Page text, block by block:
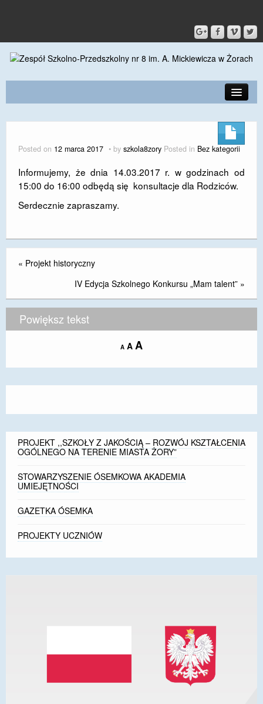
DLA RODZICÓW I UCZNIÓW
DLA PRACOWNIKÓW
SPORT
DOSTĘPNOŚĆ
RODO
EGZAMIN ÓSMOKLASISTY
REKRUTACJA 2026/2027
Posted on 12 marca 2017 by szkola8zory Posted in Bez kategorii
Informujemy, że dnia 14.03.2017 r. w godzinach od
15:00 do 16:00 odbędą się konsultacje dla Rodziców.
Serdecznie zapraszamy.
« Projekt historyczny
IV Edycja Szkolnego Konkursu „Mam talent” »
Powiększ tekst
A Decrease
size.
A Reset
size.
AIncrease
size.
PROJEKT ,,SZKOŁY Z JAKOŚCIĄ – ROZWÓJ KSZTAŁCENIA
OGÓLNEGO NA TERENIE MIASTA ŻORY”
STOWARZYSZENIE ÓSEMKOWA AKADEMIA
UMIEJĘTNOŚCI
GAZETKA ÓSEMKA
PROJEKTY UCZNIÓW